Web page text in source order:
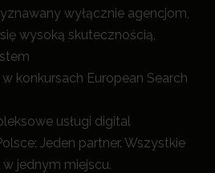
wyłącznie agencjom,
wysoką skutecznością,
konkursach European Search
usługi digital
Jeden partner. Wszystkie
w jednym miejscu.